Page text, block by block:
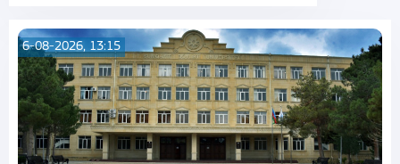
6-08-2026, 13:15